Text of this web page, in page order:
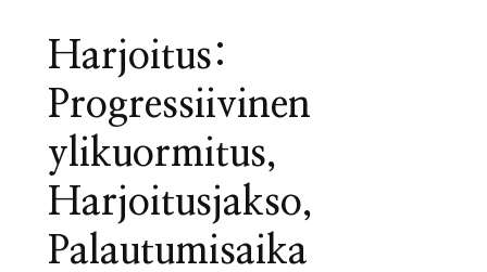
Harjoitus:
Progressiivinen
ylikuormitus,
Harjoitusjakso,
Palautumisaika